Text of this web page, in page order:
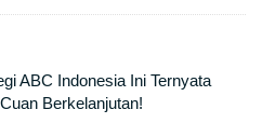
ABC Indonesia Ini Ternyata
Berkelanjutan!